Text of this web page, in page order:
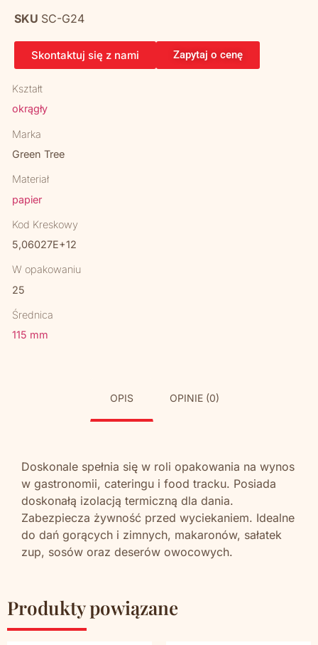
SKU SC-G24
Skontaktuj się z nami Zapytaj o cenę
Kształt
okrągły
Marka
Green Tree
Materiał
papier
Kod Kreskowy
5,06027E+12
W opakowaniu
25
Średnica
115 mm
OPIS OPINIE (0)
Doskonale spełnia się w roli opakowania na wynos
w gastronomii, cateringu i food tracku. Posiada
doskonałą izolacją termiczną dla dania.
Zabezpiecza żywność przed wyciekaniem. Idealne
do dań gorących i zimnych, makaronów, sałatek
zup, sosów oraz deserów owocowych.
Produkty powiązane